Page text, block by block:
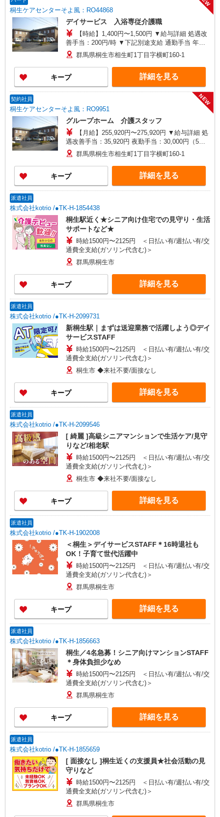
桐生ケアセンターそよ風：RO44868
デイサービス 入浴専従介護職
【時給】1,400円〜1,500円 ▼給与詳細 処遇改
善手当：200円/時 ▼下記別途支給 通勤手当 年末
年始手当：380円/時 寸志あり：年2回（6月・12
月） ※業績による ※処遇改善手当は試用期間中(3
ヶ月)は支給なし
群馬県桐生市相生町1丁目字横町160-1
キープ 詳細を見る
契約社員
桐生ケアセンターそよ風：RO9951
NEW
グループホーム 介護スタッフ
【月給】255,920円〜275,920円 ▼給与詳細 処
遇改善手当：35,920円 夜勤手当：30,000円（5回
分） ※6回目以降は1回6,000円支給 ▼下記別途支
給 通勤手当 年末年始手当：380円/時 寸志あり：
年2回（6月・12月） ※業績による 特別報酬：平
均26.6万円（最高額109万円） ※2025年6月支給実
績 ※処遇改善手当は試用期間中(3ヶ月)は支給なし
群馬県桐生市相生町1丁目字横町160-1
キープ 詳細を見る
派遣社員
株式会社kotrio /●TK-H-1854438
桐生駅近く★シニア向け住宅での見守り・生活
サポートなど★
時給1500円〜2125円 ＜日払い有/週払い有/交
通費全支給(ガソリン代含む)＞
群馬県桐生市
キープ 詳細を見る
派遣社員
株式会社kotrio /●TK-H-2099731
新桐生駅｜まずは送迎業務で活躍しよう◎デイ
サービスSTAFF
時給1500円〜2125円 ＜日払い有/週払い有/交
通費全支給(ガソリン代含む)＞
桐生市 ◆来社不要/面接なし
キープ 詳細を見る
派遣社員
株式会社kotrio /●TK-H-2099546
[ 綺麗 ]高級シニアマンションで生活ケア/見守
りなど/相老駅
時給1500円〜2125円 ＜日払い有/週払い有/交
通費全支給(ガソリン代含む)＞
桐生市 ◆来社不要/面接なし
キープ 詳細を見る
派遣社員
株式会社kotrio /●TK-H-1902008
＜桐生＞デイサービスSTAFF＊16時退社も
OK！子育て世代活躍中
時給1500円〜2125円 ＜日払い有/週払い有/交
通費全支給(ガソリン代含む)＞
群馬県桐生市
キープ 詳細を見る
派遣社員
株式会社kotrio /●TK-H-1856663
桐生／4名急募！シニア向けマンションSTAFF
＊身体負担少なめ
時給1500円〜2125円 ＜日払い有/週払い有/交
通費全支給(ガソリン代含む)＞
群馬県桐生市
キープ 詳細を見る
派遣社員
株式会社kotrio /●TK-H-1855659
[ 面接なし ]桐生近くの支援員★社会活動の見
守りなど
時給1500円〜2125円 ＜日払い有/週払い有/交
通費全支給(ガソリン代含む)＞
群馬県桐生市